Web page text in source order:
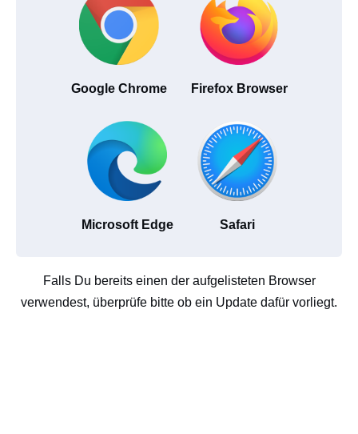
Google Chrome Firefox Browser
Microsoft Edge Safari
Falls Du bereits einen der aufgelisteten Browser
verwendest, überprüfe bitte ob ein Update dafür vorliegt.